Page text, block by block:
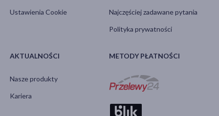
Ustawienia Cookie Najczęściej zadawane pytania
Polityka prywatności
AKTUALNOŚCI
Nasze produkty
Kariera
METODY PŁATNOŚCI